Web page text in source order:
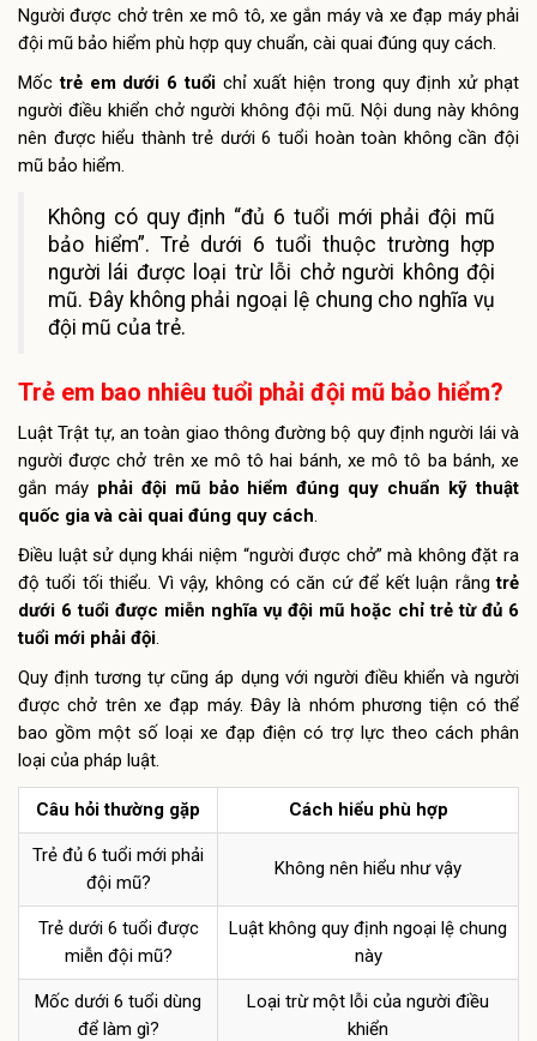
Người được chở trên xe mô tô, xe gắn máy và xe đạp máy phải
đội mũ bảo hiểm phù hợp quy chuẩn, cài quai đúng quy cách.
Mốctrẻ em dưới 6 tuổichỉ xuất hiện trong quy định xử phạt
người điều khiển chở người không đội mũ. Nội dung này không
nên được hiểu thành trẻ dưới 6 tuổi hoàn toàn không cần đội
mũ bảo hiểm.
Không có quy định “đủ 6 tuổi mới phải đội mũ
bảo hiểm”. Trẻ dưới 6 tuổi thuộc trường hợp
người lái được loại trừ lỗi chở người không đội
mũ. Đây không phải ngoại lệ chung cho nghĩa vụ
đội mũ của trẻ.
Trẻ em bao nhiêu tuổi phải đội mũ bảo hiểm?
Luật Trật tự, an toàn giao thông đường bộ quy định người lái và
người được chở trên xe mô tô hai bánh, xe mô tô ba bánh, xe
gắn máy phải đội mũ bảo hiểm đúng quy chuẩn kỹ thuật
quốc gia và cài quai đúng quy cách.
Điều luật sử dụng khái niệm “người được chở” mà không đặt ra
độ tuổi tối thiểu. Vì vậy, không có căn cứ để kết luận rằngtrẻ
dưới 6 tuổi được miễn nghĩa vụ đội mũ hoặc chỉ trẻ từ đủ 6
tuổi mới phải đội.
Quy định tương tự cũng áp dụng với người điều khiển và người
được chở trên xe đạp máy. Đây là nhóm phương tiện có thể
bao gồm một số loại xe đạp điện có trợ lực theo cách phân
loại của pháp luật.
Câu hỏi thường gặp Cách hiểu phù hợp
Trẻ đủ 6 tuổi mới phải
đội mũ?
Không nên hiểu như vậy
Trẻ dưới 6 tuổi được
miễn đội mũ?
Luật không quy định ngoại lệ chung
này
Mốc dưới 6 tuổi dùng
để làm gì?
Loại trừ một lỗi của người điều
khiển